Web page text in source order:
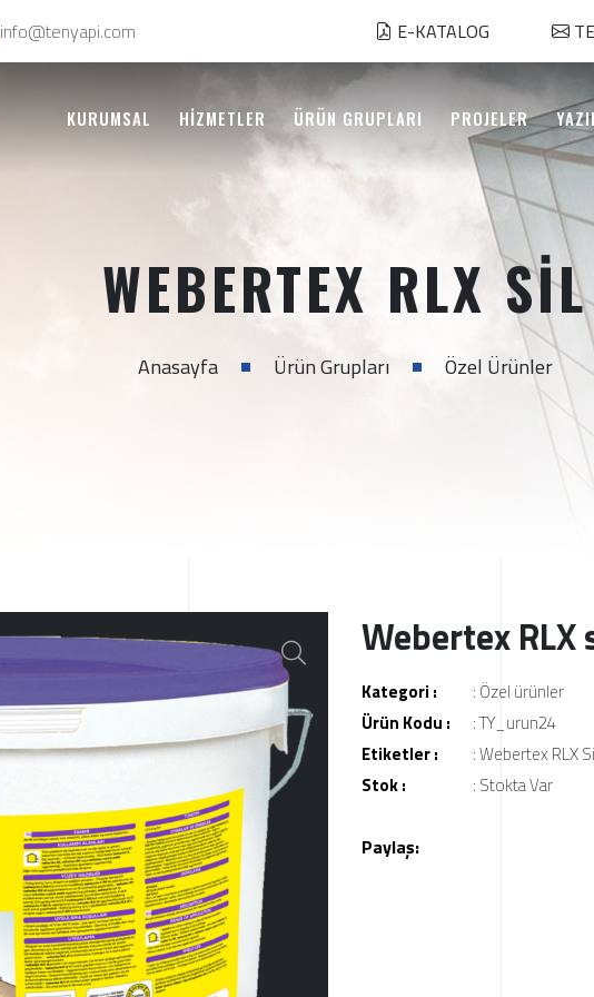
info@tenyapi.com E-KATALOG
KURUMSAL HİZMETLER ÜRÜN GRUPLARI PROJELER
WEBERTEX RLX SIL
Anasayfa Ürün Grupları Özel Ürünler
Webertex RLX
Kategori : : Özel ürünler
Ürün Kodu :
: TY_urun24
Etiketler :
:Webertex RLX
Stok :
: Stokta Var
Paylaş: